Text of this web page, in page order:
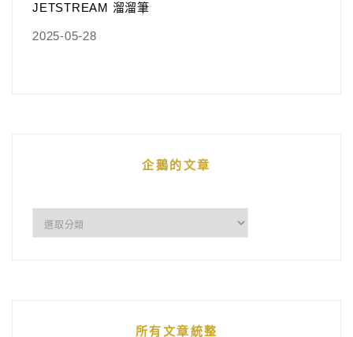
JETSTREAM 溜溜筆
2025-05-28
企鵝的文章
所有文章統整